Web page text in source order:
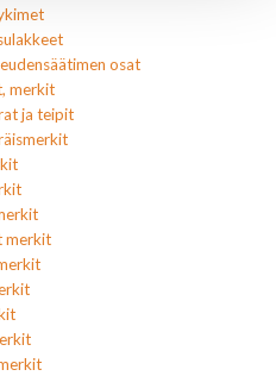
osat
merkit
ja teipit
merkit